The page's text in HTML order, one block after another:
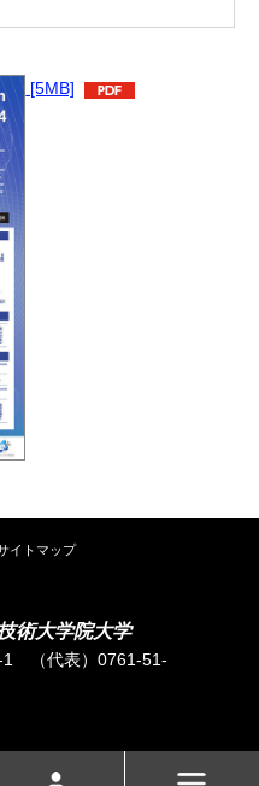
[5MB]
イトマップ
術大学院大学
1
（代表）0761-51-